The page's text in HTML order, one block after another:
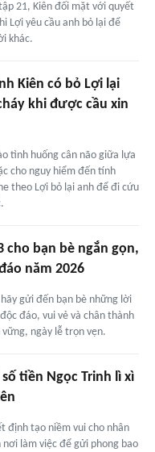
21, Kiên đối mặt với quyết
Lợi yêu cầu anh bỏ lại để
khác.
Kiên có bỏ Lợi lại
khi được cầu xin
tình huống cân não giữa lựa
cho nguy hiểm đến tính
theo Lợi bỏ lại anh để đi cứu
cho bạn bè ngắn gọn,
năm 2026
gửi đến bạn bè những lời
đáo, vui vẻ và chân thành
ngày lễ trọn vẹn.
tiền Ngọc Trinh lì xì
định tạo niềm vui cho nhân
làm việc để gửi phong bao